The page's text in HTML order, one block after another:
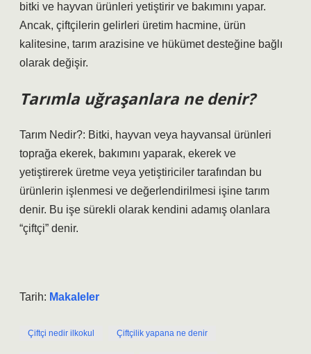
bitki ve hayvan ürünleri yetiştirir ve bakımını yapar.
Ancak, çiftçilerin gelirleri üretim hacmine, ürün
kalitesine, tarım arazisine ve hükümet desteğine bağlı
olarak değişir.
Tarımla uğraşanlara ne denir?
Tarım Nedir?: Bitki, hayvan veya hayvansal ürünleri
toprağa ekerek, bakımını yaparak, ekerek ve
yetiştirerek üretme veya yetiştiriciler tarafından bu
ürünlerin işlenmesi ve değerlendirilmesi işine tarım
denir. Bu işe sürekli olarak kendini adamış olanlara
“çiftçi” denir.
Tarih: Makaleler
Çiftçi nedir ilkokul Çiftçilik yapana ne denir